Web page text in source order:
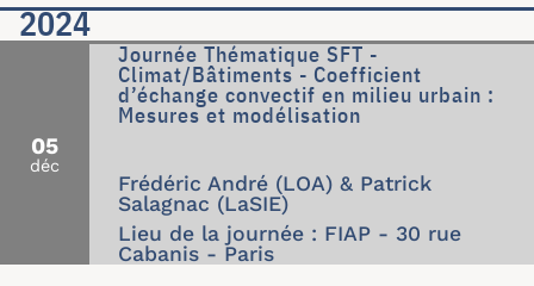
2024
05
déc
Journée Thématique SFT -
Climat/Bâtiments - Coefficient
d’échange convectif en milieu urbain :
Mesures et modélisation
Frédéric André (LOA) & Patrick
Salagnac (LaSIE)
Lieu de la journée : FIAP - 30 rue
Cabanis - Paris